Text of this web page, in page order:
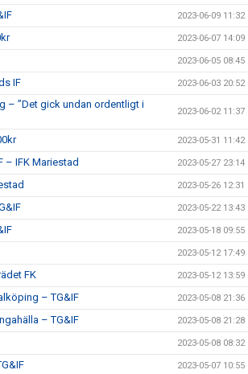
2023-06-09 11:32
2023-06-07 14:09
2023-06-05 08:45
IF 2023-06-03 20:52
– ”Det gick undan ordentligt i
2023-06-02 11:37
2023-05-31 11:42
– IFK Mariestad 2023-05-27 23:14
2023-05-26 12:31
2023-05-22 13:43
2023-05-18 09:55
2023-05-12 17:49
FK 2023-05-12 13:59
– TG&IF 2023-05-08 21:36
– TG&IF 2023-05-08 21:28
2023-05-08 08:32
2023-05-07 10:55